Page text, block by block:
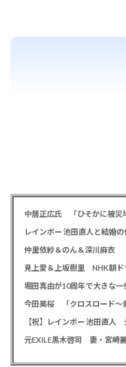
仲里依紗＆のん＆深川麻衣
堀田真由が10周年で大きな
今田美桜 「クロスロード～
【祝】レインボー 池田直人